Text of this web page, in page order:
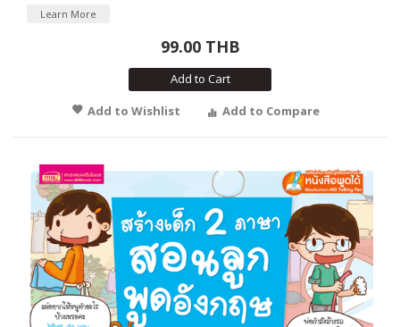
Learn More
99.00 THB
Add to Cart
Add to Wishlist
Add to Compare